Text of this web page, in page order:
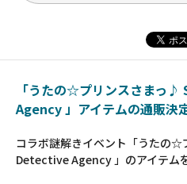
「うたの☆プリンスさまっ
Agency 」アイテムの通販決
コラボ謎解きイベント「うたの
Detective Agency 」のアイテム